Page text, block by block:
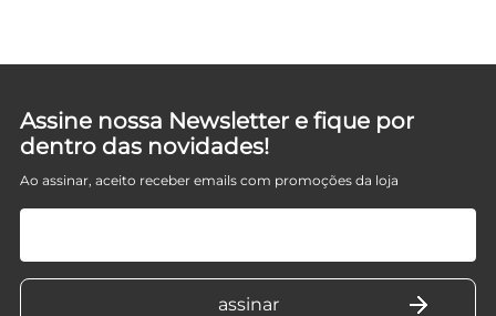
Assine nossa Newsletter e fique por
dentro das novidades!
Ao assinar, aceito receber emails com promoções da loja